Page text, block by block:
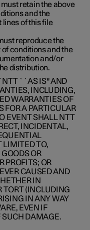
retain the above
and the
of this file
reproduce the
conditions and the
and/or
distribution.
NTT ``AS IS'' AND
INCLUDING,
WARRANTIES OF
FOR A PARTICULAR
EVENT SHALL NTT
INCIDENTAL,
LIMITED TO,
OR
PROFITS; OR
CAUSED AND
IN
TORT (INCLUDING
IN ANY WAY
EVEN IF
SUCH DAMAGE.